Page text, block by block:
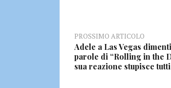
PROSSIMO ARTICOLO
Adele a Las Vegas
parole di “Rolling in the
sua reazione stupisce tutti